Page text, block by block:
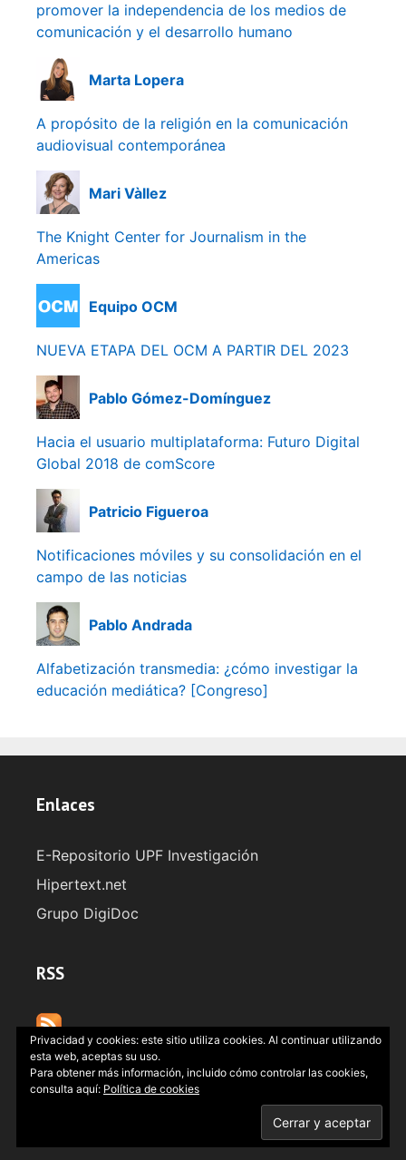
promover la independencia de los medios de
comunicación y el desarrollo humano
Marta Lopera
A propósito de la religión en la comunicación
audiovisual contemporánea
Mari Vàllez
The Knight Center for Journalism in the
Americas
Equipo OCM
NUEVA ETAPA DEL OCM A PARTIR DEL 2023
Pablo Gómez-Domínguez
Hacia el usuario multiplataforma: Futuro Digital
Global 2018 de comScore
Patricio Figueroa
Notificaciones móviles y su consolidación en el
campo de las noticias
Pablo Andrada
Alfabetización transmedia: ¿cómo investigar la
educación mediática? [Congreso]
Enlaces
E-Repositorio UPF Investigación
Hipertext.net
Grupo DigiDoc
RSS
UPF · DigiDoc
Privacidad y cookies: este sitio utiliza cookies. Al continuar utilizando
esta web, aceptas su uso.
Para obtener más información, incluido cómo controlar las cookies,
consulta aquí: Política de cookies